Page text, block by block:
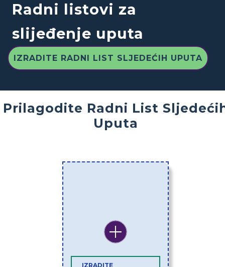
Radni listovi za
slijeđenje uputa
IZRADITE RADNI LIST SLJEDEĆIH UPUTA
Prilagodite Radni List
Uputa
IZRADITE